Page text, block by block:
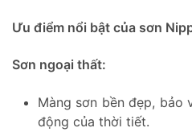
Ưu điểm nổi bật của sơn
Sơn ngoại thất:
Màng sơn bền đẹp, bảo
động của thời tiết.